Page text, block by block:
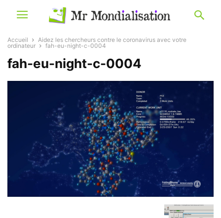
Accueil
Aidez les chercheurs contre le coronavirus avec votre
ordinateur
fah-eu-night-c-0004
fah-eu-night-c-0004